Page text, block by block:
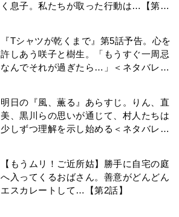
く息子。私たちが取った行動は…【第3
『Tシャツが乾くまで』第5話予告。心を
許しあう咲子と樹生。「もうすぐ一周忌
なんでそれが過ぎたら…」＜ネタバレあ
明日の『風、薫る』あらすじ。りん、直
美、黒川らの思いが通じて、村人たちは
少しずつ理解を示し始める＜ネタバレあ
【もうムリ！ご近所姑】勝手に自宅の庭
へ入ってくるおばさん。善意がどんどん
エスカレートして…【第2話】